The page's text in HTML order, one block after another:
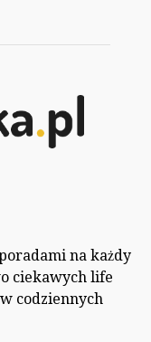
na każdy
ciekawych life
codziennych